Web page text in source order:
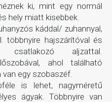
ki, mint egy normál
hely miatt kisebbek.
káddal/ zuhannyal,
többnyire hajszárítóval és
csatlakozó aljzattal.
ahol található
egy szobaszéf.
is lehet, nagyméretű
ágyak. Többnyire van